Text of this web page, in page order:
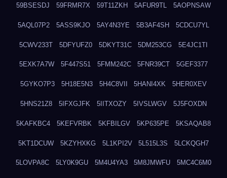
59BSESDJ 59FRMR7X 59T11ZKH 5AFUR9TL 5AOPNSAW
5AQL07P2 5ASS9KJO 5AY4N3YE 5B3AF4SH 5CDCU7YL
5CWV233T 5DFYUFZ0 5DKYT31C 5DM253CG 5E4JC1TI
5EXK7A7W 5F447S51 5FMM242C 5FNR39CT 5GEF3377
5GYKO7P3 5H18E5N3 5H4C8VII 5HANI4XK 5HER0XEV
5HNS21Z8 5IFXGJFK 5IITXOZY 5IVSLWGV 5J5FOXDN
5KAFKBC4 5KEFVRBK 5KFBILGV 5KP635PE 5KSAQAB8
5KT1DCUW 5KZYHXKG 5L1KPI2V 5L515L3S 5LCKQGH7
5LOVPA8C 5LY0K9GU 5M4U4YA3 5M8JMWFU 5MC4C6M0